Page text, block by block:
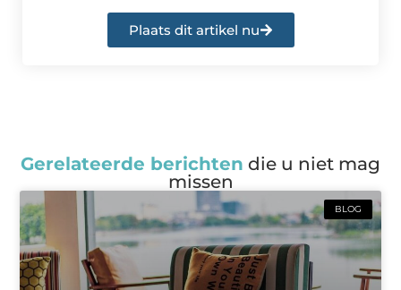
Plaats dit artikel nu
Gerelateerde berichten die u niet mag
missen
BLOG